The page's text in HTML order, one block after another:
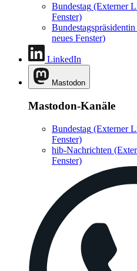
Bundestag (Externer
Fenster)
Bundestagspräsidentin
neues Fenster)
LinkedIn
Mastodon
Mastodon-Kanäle
Bundestag (Externer
Fenster)
hib-Nachrichten
Fenster)